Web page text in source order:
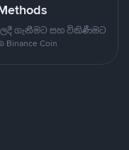
මිලදී ගැනීමට සහ විකිණීමට
Coin